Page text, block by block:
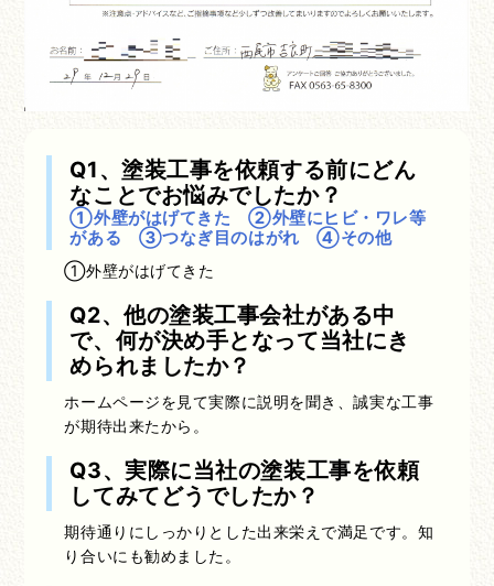
Q1、塗装工事を依頼する前にどん
なことでお悩みでしたか？
①外壁がはげてきた ②外壁にヒビ・ワレ等
がある ③つなぎ目のはがれ ④その他
①外壁がはげてきた
Q2、他の塗装工事会社がある中
で、何が決め手となって当社にき
められましたか？
ホームページを見て実際に説明を聞き、誠実な工事
が期待出来たから。
Q3、実際に当社の塗装工事を依頼
してみてどうでしたか？
期待通りにしっかりとした出来栄えで満足です。知
り合いにも勧めました。